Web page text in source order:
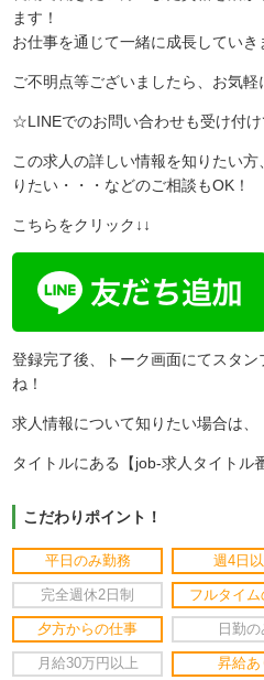
ます！
お仕事を通じて一緒に成長してい
ご不明点等ございましたら、お気軽
☆LINEでのお問い合わせも受け付
この求人の詳しい情報を知りたい
りたい・・・などのご相談もOK！
こちらをクリック↓↓
登録完了後、トーク画面にてスタ
ね！
求人情報について知りたい場合は、
タイトルにある【job-求人タイトル
こだわりポイント！
平日のみ勤務 週4日
完全週休2日制 フルタイ
夕方からの仕事 日勤の
月給30万円以上 昇給あ